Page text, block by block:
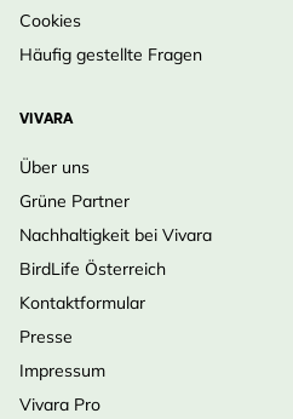
Cookies
Häufig gestellte Fragen
VIVARA
Über uns
Grüne Partner
Nachhaltigkeit bei Vivara
BirdLife Österreich
Kontaktformular
Presse
Impressum
Vivara Pro